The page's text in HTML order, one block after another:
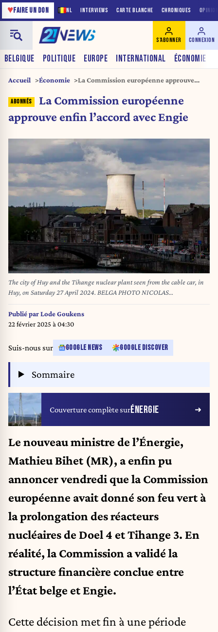
NL INTERVIEWS CARTE BLANCHE CHRONIQUES
♥FAIRE UN DON
BELGIQUE POLITIQUE EUROPE INTERNATIONAL ÉCONOMIE
S'ABONNER CONNEXION
Accueil Économie
La Commission européenne approuve
La Commission européenne
approuve enfin l’accord avec Engie
The city of Huy and the Tihange nuclear plant seen from the cable car, in
Huy, on Saturday 27 April 2024. BELGA PHOTO NICOLAS
MAETERLINCK
Publié parLode Goukens
22 février 2025 à 04:30
Suis-nous sur GOOGLE NEWS GOOGLE DISCOVER
Sommaire
Couverture complète surÉNERGIE
Le nouveau ministre de l’Énergie,
Mathieu Bihet (MR), a enfin pu
annoncer vendredi que la Commission
européenne avait donné son feu vert à
la prolongation des réacteurs
nucléaires de Doel 4 et Tihange 3. En
réalité, la Commission a validé la
structure financière conclue entre
l’État belge et Engie.
Cette décision met fin à une période